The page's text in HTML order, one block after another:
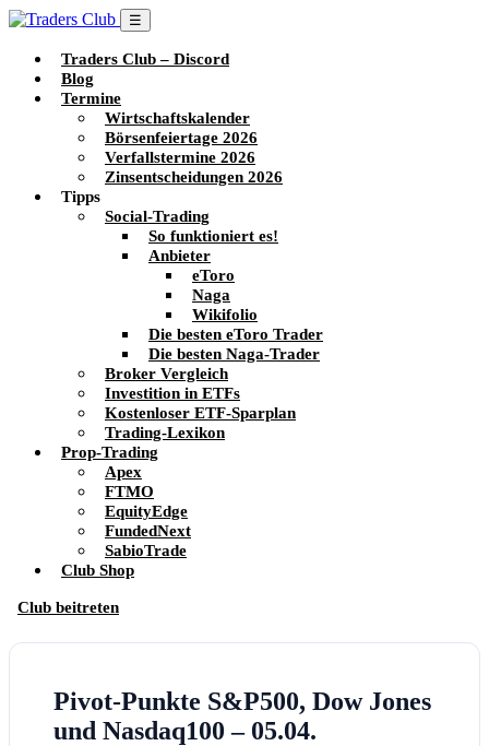
☰
Traders Club – Discord
Blog
Termine
Wirtschaftskalender
Börsenfeiertage 2026
Verfallstermine 2026
Zinsentscheidungen 2026
Tipps
Social-Trading
So funktioniert es!
Anbieter
eToro
Naga
Wikifolio
Die besten eToro Trader
Die besten Naga-Trader
Broker Vergleich
Investition in ETFs
Kostenloser ETF-Sparplan
Trading-Lexikon
Prop-Trading
Apex
FTMO
EquityEdge
FundedNext
SabioTrade
Club Shop
Club beitreten
Pivot-Punkte S&P500, Dow Jones
und Nasdaq100 – 05.04.